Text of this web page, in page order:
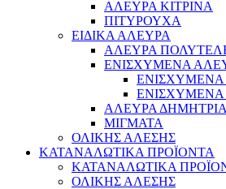
ΑΛΕΥΡΑ ΚΙΤΡΙΝΑ
ΠΙΤΥΡΟΥΧΑ
ΕΙΔΙΚΑ ΑΛΕΥΡΑ
ΑΛΕΥΡΑ
ΕΝΙΣΧΥΜΕΝΑ
ΕΝΙΣΧΥΜΕΝΑ
ΕΝΙΣΧΥΜΕΝΑ
ΑΛΕΥΡΑ
ΜΙΓΜΑΤΑ
ΟΛΙΚΗΣ ΑΛΕΣΗΣ
ΚΑΤΑΝΑΛΩΤΙΚΑ ΠΡΟΪΟΝΤΑ
ΚΑΤΑΝΑΛΩΤΙΚΑ
ΟΛΙΚΗΣ ΑΛΕΣΗΣ